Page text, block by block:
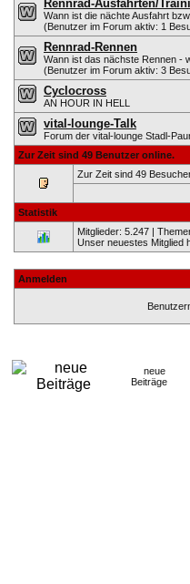
Rennrad-Ausfahrten/
Wann ist die nächte Ausfahrt
(Benutzer im Forum aktiv: 1
Rennrad-Rennen
Wann ist das nächste Rennen -
(Benutzer im Forum aktiv: 3
Cyclocross
AN HOUR IN HELL
vital-lounge-Talk
Forum der vital-lounge Stadl-
Zur Zeit sind 49 Benutzer online.
Zur Zeit sind 49
Statistik
Mitglieder: 5.247 |
Unser neuestes Mitglied
Anmelden
neue
Beiträge